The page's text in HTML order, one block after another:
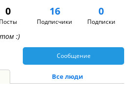
0
Посты
16
Подписчики
0
Подписки
:)
Сообщение
Все люди